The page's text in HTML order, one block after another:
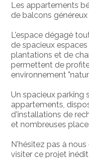
Les appartements
de balcons
L'espace dégagé
de spacieux
plantations et de
permettent de
environnement
Un spacieux parking
appartements,
d'installations de
et nombreuses
N'hésitez pas à
visiter ce projet inédit